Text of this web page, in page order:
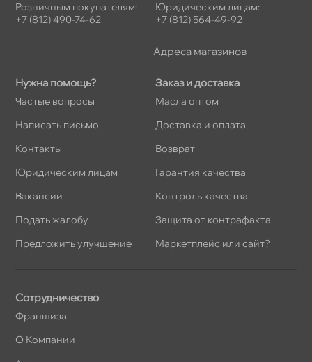
Нужна помощь?
Частые вопросы
Написать письмо
Контакты
Юридическим лицам
акансии
Подать жалобу
Предложить улучшение
Заказ и доставка
Масла оптом
Доставка и оплата
озврат
Гарантия качества
Контроль качества
Защита от контрафакта
Маркетплейс или сайт?
Сотрудничество
Франшиза
О Компании
Розничным покупателям:
+7 (812) 490-74-62
Юридическим лицам:
+7 (812) 564-49-92
Адреса магазино